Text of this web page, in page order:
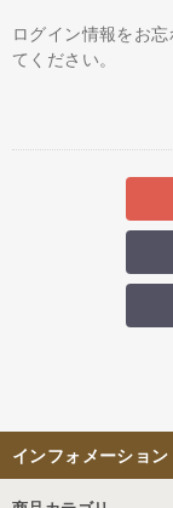
ログイン情報をお
てください。
インフォメーション